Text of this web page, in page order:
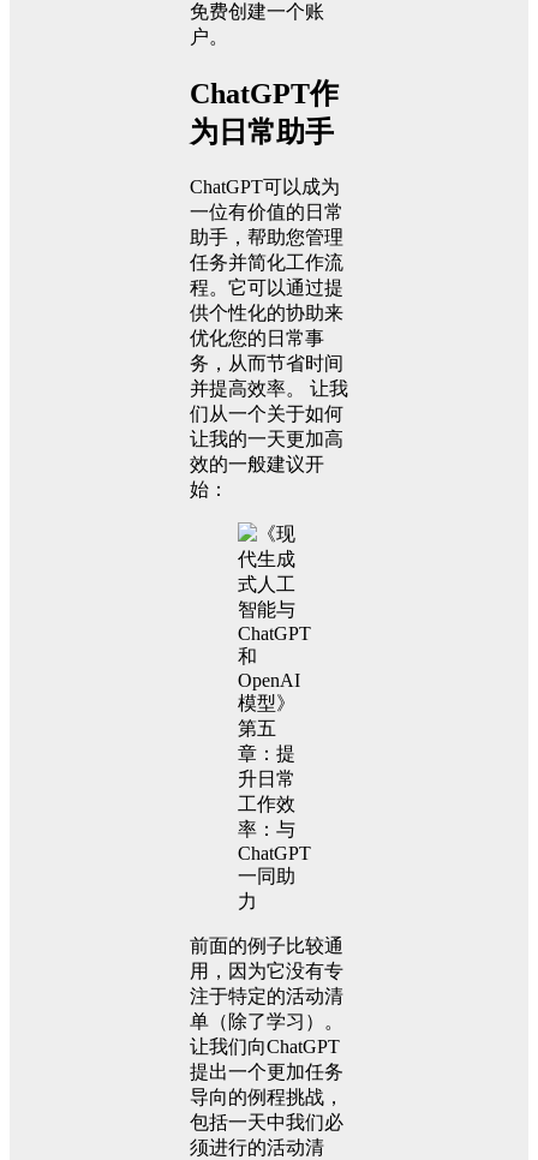
免费创建一个账
户。
ChatGPT作
为日常助手
ChatGPT可以成为
一位有价值的日常
助手，帮助您管理
任务并简化工作流
程。它可以通过提
供个性化的协助来
优化您的日常事
务，从而节省时间
并提高效率。 让我
们从一个关于如何
让我的一天更加高
效的一般建议开
始：
前面的例子比较通
用，因为它没有专
注于特定的活动清
单（除了学习）。
让我们向ChatGPT
提出一个更加任务
导向的例程挑战，
包括一天中我们必
须进行的活动清